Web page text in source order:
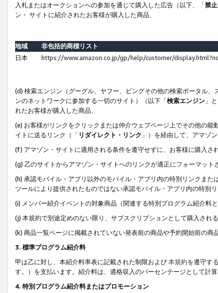
入札またはオークションへの参加を通じて購入した広告（以下、「禁
ン・ サイトに紹介されたお客様が購入した商品、
地域
非包括的商標リスト
日本
https://www.amazon.co.jp/gp/help/customer/
(d) 検索エンジン（グーグル、ヤフー、ビングその他の検索ポータル
ンのネットワークに参加する一切のサイト）（以下「検索エンジン 」
れたお客様が購入した商品、
(e) お客様がリンクをクリックまたは仲介ウェブページ上でその他の
イトに送るリンク（「 リダイレクト・リンク 」）を経由して、アマゾ
(f) アマゾン・サイトに適用される条件を遵守せずに、お客様に購入さ
(g) 乙のサイトからアマゾン・サイトへのリンクが適正にフォーマッ
(h) 承認モバイル・アプリ以外のモバイル・アプリ内の特別リンクま
ツールにより提供されたものではない承認モバイル・アプリ内の特別
(i) メンバー紹介イベントの対象商品（関連する特別プログラム紹介料
(j) 本規約で別途定めのない限り、サブスクリプションとして購入され
(k) 商品一覧ページに掲載されていない発表前の商品や予約開始前の商
3. 標準プログラム紹介料
甲は乙に対し、本紹介料率表に記載された制限および本規約を遵守す
す。）を支払います。紹介料は、適格収入のパーセンテージとして計
4. 特別プログラム紹介料またはプロモーション